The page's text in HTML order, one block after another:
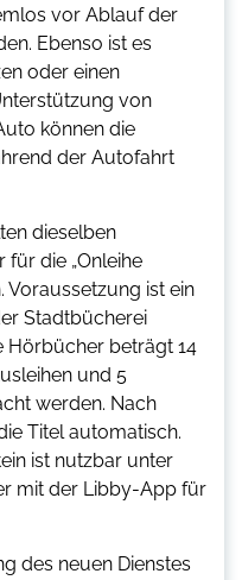
vor Ablauf der
Ebenso ist es
oder einen
von
können die
der Autofahrt
dieselben
für die „Onleihe
Voraussetzung ist ein
Stadtbücherei
Hörbücher beträgt 14
und 5
werden. Nach
Titel automatisch.
ist nutzbar unter
mit der Libby-App für
des neuen Dienstes